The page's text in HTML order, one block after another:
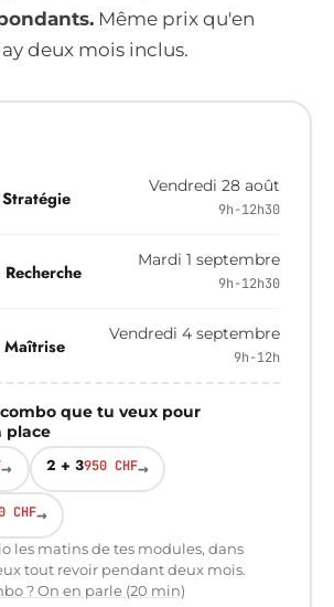
Même prix qu'en
deux mois inclus.
Vendredi 28 août
9h-12h30
Mardi 1 septembre
9h-12h30
Maîtrise
Vendredi 4 septembre
9h-12h
que tu veux pour
place
→ 2 + 3950 CHF→
CHF→
les matins de tes modules, dans
tout revoir pendant deux mois.
? On en parle (20 min)